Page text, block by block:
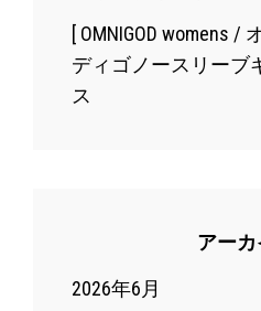
[ OMNIGOD womens
ディゴノースリーブ
ス
アー
2026年6月